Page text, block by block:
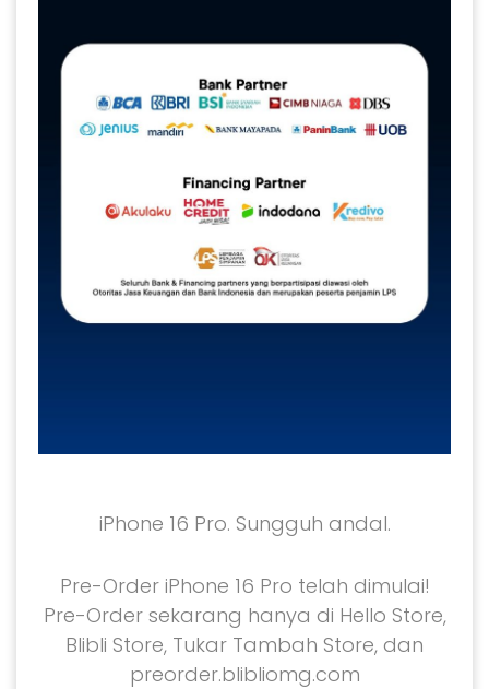
iPhone 16 Pro. Sungguh andal.
Pre-Order iPhone 16 Pro telah dimulai!
Pre-Order sekarang hanya di Hello Store,
Blibli Store, Tukar Tambah Store, dan
preorder.blibliomg.com